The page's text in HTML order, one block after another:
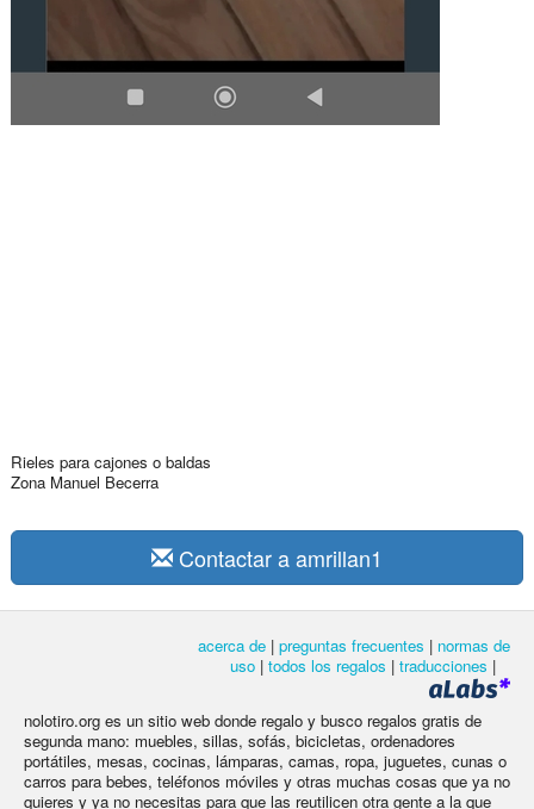
Rieles para cajones o baldas
Zona Manuel Becerra
Contactar a amrillan1
acerca de | preguntas frecuentes | normas de
uso | todos los regalos | traducciones |
nolotiro.org es un sitio web donde regalo y busco regalos gratis de
segunda mano: muebles, sillas, sofás, bicicletas, ordenadores
portátiles, mesas, cocinas, lámparas, camas, ropa, juguetes, cunas o
carros para bebes, teléfonos móviles y otras muchas cosas que ya no
quieres y ya no necesitas para que las reutilicen otra gente a la que